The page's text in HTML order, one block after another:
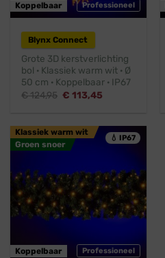
Professioneel
Koppelbaar
Blynx Connect
Grote 3D kerstverlichting
bol · Klassiek warm wit · Ø
50 cm · Koppelbaar · IP67
€124,95 Oorspronkelijke
€ 113,45
💧 IP67
Professioneel
Klassiek warm wit
Groen snoer
Koppelbaar